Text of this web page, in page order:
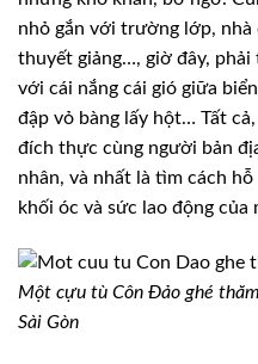
nhỏ gắn với trường lớp, nhà
thuyết giảng…, giờ đây,
với cái nắng cái gió giữa
đập vỏ bàng lấy hột… Tất
đích thực cùng người bản
nhân, và nhất là tìm cách
khối óc và sức lao động của
Một cựu tù Côn Đảo ghé
Sài Gòn